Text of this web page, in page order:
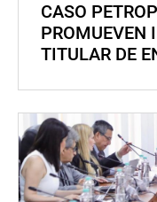
CASO
PROMUEVEN
TITULAR DE